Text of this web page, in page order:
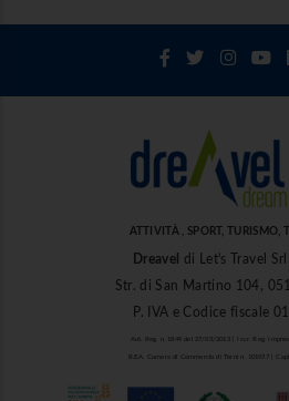
ATTIVITÀ , SPORT, TURISMO,
Dreavel
di Let's Travel
Str. di San Martino 104,
P. IVA e Codice fiscale
Aut. Reg. n. 1849 del 27/03/2013 | Iscr. Reg.
R.E.A. Camera di Commercio di Terni n. 101937 |